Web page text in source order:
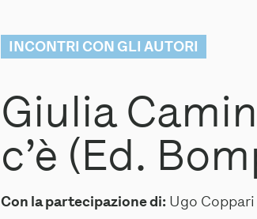
INCONTRI CON GLI AUTORI
Giulia
c’è (Ed.
Con la partecipazione di: Ugo Coppari